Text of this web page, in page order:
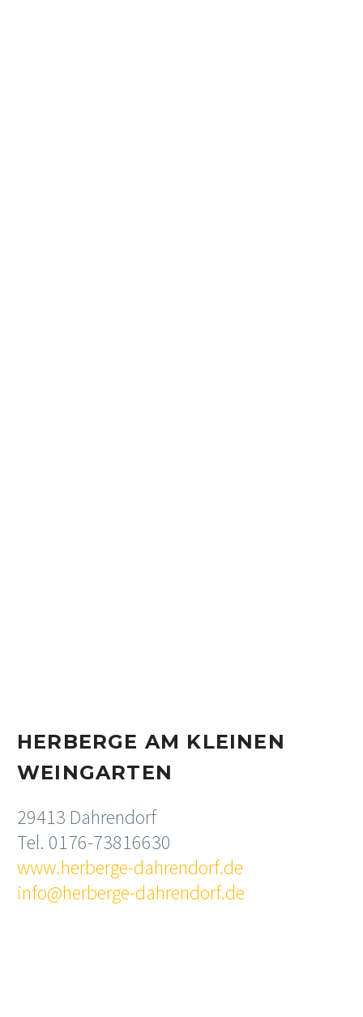
HERBERGE AM KLEINEN
WEINGARTEN
29413 Dahrendorf
Tel. 0176-73816630
www.herberge-dahrendorf.de
info@herberge-dahrendorf.de